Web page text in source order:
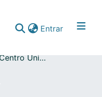
Entrar(current)
ULusófona - Centro Universitário de Lisboa